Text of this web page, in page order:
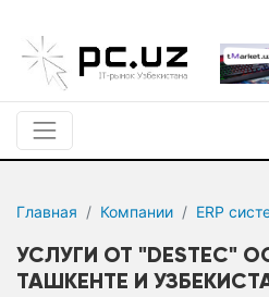
Главная Компании ERP
УСЛУГИ ОТ "DESTEC"
ТАШКЕНТЕ И